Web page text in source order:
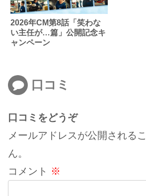
2026年CM第8話「笑わな
い主任が…篇」公開記念キ
ャンペーン
口コミ
口コミをどうぞ
メールアドレスが公開される
ん。
コメント ※